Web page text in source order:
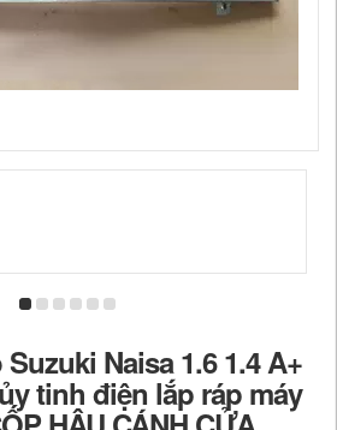
Naisa 1.6 1.4 A+
tinh điện lắp ráp máy